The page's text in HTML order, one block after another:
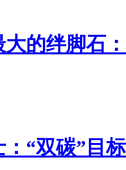
大的绊脚石
“双碳”目